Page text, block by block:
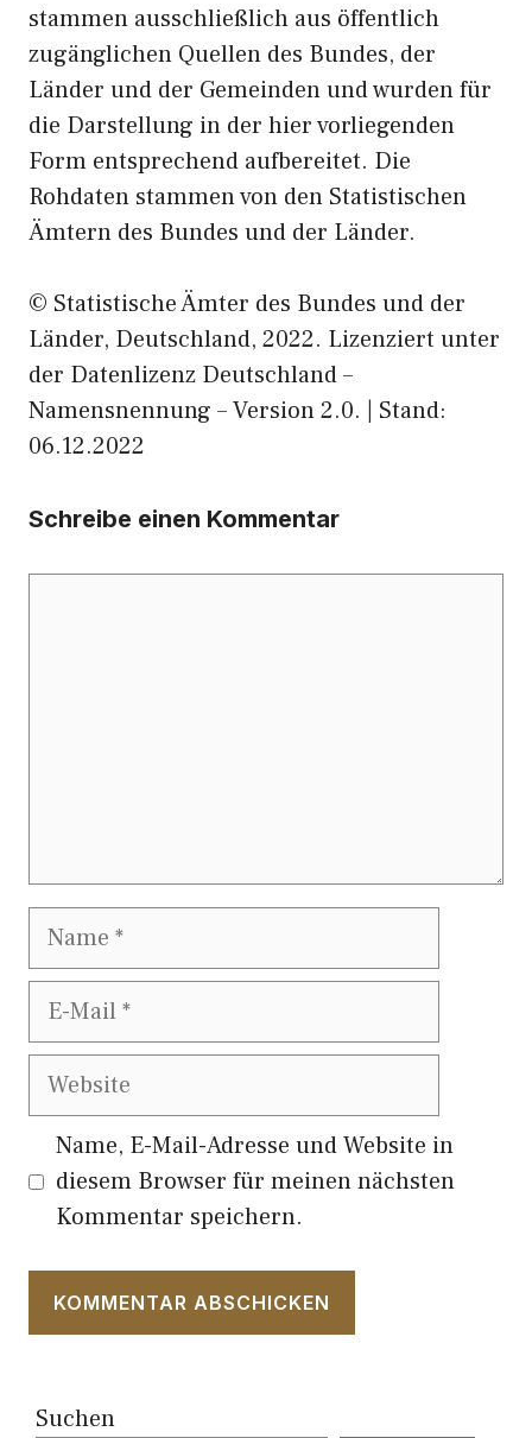
stammen ausschließlich aus öffentlich
zugänglichen Quellen des Bundes, der
Länder und der Gemeinden und wurden für
die Darstellung in der hier vorliegenden
Form entsprechend aufbereitet. Die
Rohdaten stammen von den Statistischen
Ämtern des Bundes und der Länder.
© Statistische Ämter des Bundes und der
Länder, Deutschland, 2022. Lizenziert unter
der Datenlizenz Deutschland –
Namensnennung – Version 2.0. | Stand:
06.12.2022
Schreibe einen Kommentar
Name
E-
Website
Name, E-Mail-Adresse und Website in
diesem Browser für meinen nächsten
Kommentar speichern.
Suchen